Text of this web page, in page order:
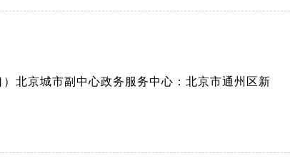
北京城市副中心政务服务中心：北京市通州区新